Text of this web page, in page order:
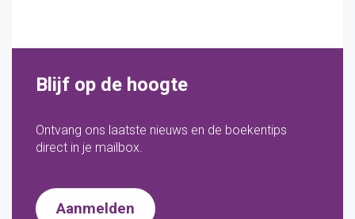
Blijf op de hoogte
Ontvang ons laatste nieuws en de boekentips
direct in je mailbox.
Aanmelden